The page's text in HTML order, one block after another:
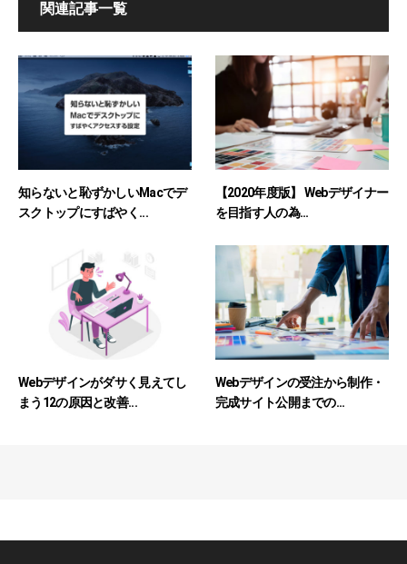
関連記事一覧
知らないと恥ずかしいMacでデ
スクトップにすばやく...
【2020年度版】 Webデザイナー
を目指す人の為...
Webデザインがダサく見えてし
まう12の原因と改善...
Webデザインの受注から制作・
完成サイト公開までの...